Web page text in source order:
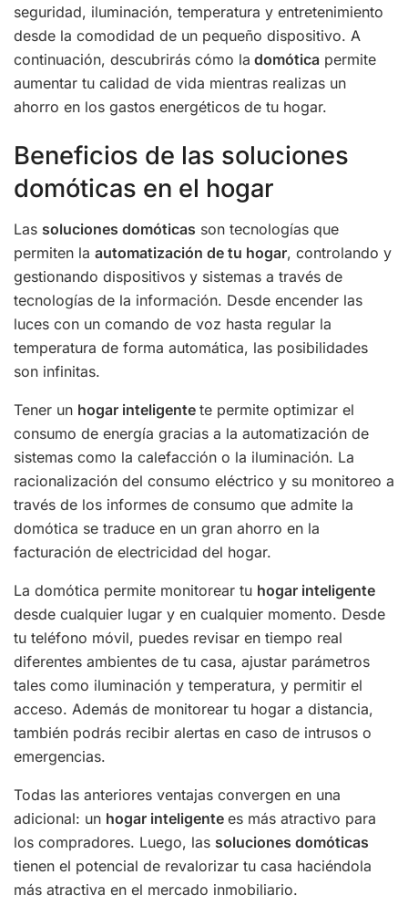
seguridad, iluminación, temperatura y entretenimiento
desde la comodidad de un pequeño dispositivo. A
continuación, descubrirás cómo la domótica permite
aumentar tu calidad de vida mientras realizas un
ahorro en los gastos energéticos de tu hogar.
Beneficios de las soluciones
domóticas en el hogar
Las soluciones domóticas son tecnologías que
permiten la automatización de tu hogar, controlando y
gestionando dispositivos y sistemas a través de
tecnologías de la información. Desde encender las
luces con un comando de voz hasta regular la
temperatura de forma automática, las posibilidades
son infinitas.
Tener un hogar inteligente te permite optimizar el
consumo de energía gracias a la automatización de
sistemas como la calefacción o la iluminación. La
racionalización del consumo eléctrico y su monitoreo a
través de los informes de consumo que admite la
domótica se traduce en un gran ahorro en la
facturación de electricidad del hogar.
La domótica permite monitorear tu hogar inteligente
desde cualquier lugar y en cualquier momento. Desde
tu teléfono móvil, puedes revisar en tiempo real
diferentes ambientes de tu casa, ajustar parámetros
tales como iluminación y temperatura, y permitir el
acceso. Además de monitorear tu hogar a distancia,
también podrás recibir alertas en caso de intrusos o
emergencias.
Todas las anteriores ventajas convergen en una
adicional: un hogar inteligente es más atractivo para
los compradores. Luego, las soluciones domóticas
tienen el potencial de revalorizar tu casa haciéndola
más atractiva en el mercado inmobiliario.